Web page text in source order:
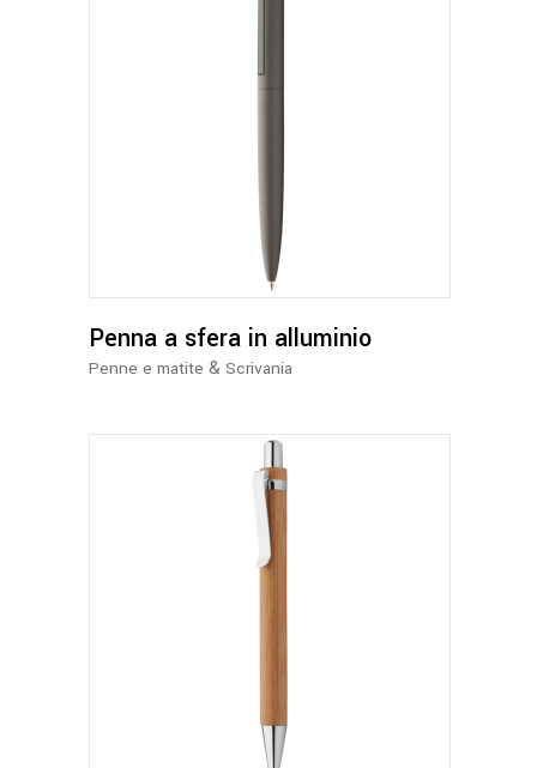
ha
più
varianti.
Le
opzioni
possono
essere
pagina
del
Penna a sfera in alluminio
Penne e matite & Scrivania